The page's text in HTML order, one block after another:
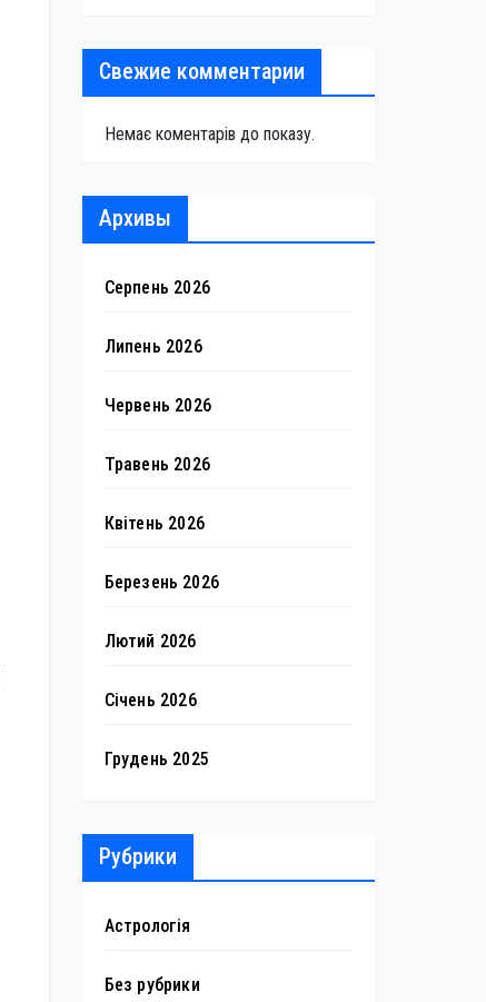
Свежие комментарии
Немає коментарів до показу.
Архивы
Серпень 2026
Липень 2026
Червень 2026
Травень 2026
Квітень 2026
Березень 2026
Лютий 2026
Січень 2026
Грудень 2025
Рубрики
Астрологія
Без рубрики